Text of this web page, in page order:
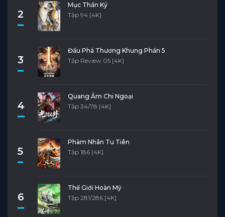
2
Mục Thần Ký
Tập 94 [4K]
3
Đấu Phá Thương Khung Phần 5
Tập Review 05 [4K]
4
Quang Âm Chi Ngoại
Tập 34/78 [4K]
5
Phàm Nhân Tu Tiên
Tập 186 [4K]
6
Thế Giới Hoàn Mỹ
Tập 281/286 [4K]